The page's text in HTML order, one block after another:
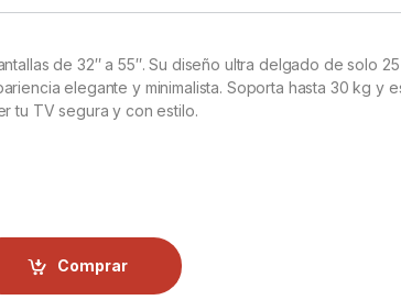
de 32″ a 55″. Su diseño ultra delgado de solo
elegante y minimalista. Soporta hasta 30 kg y
tu TV segura y con estilo.
Comprar